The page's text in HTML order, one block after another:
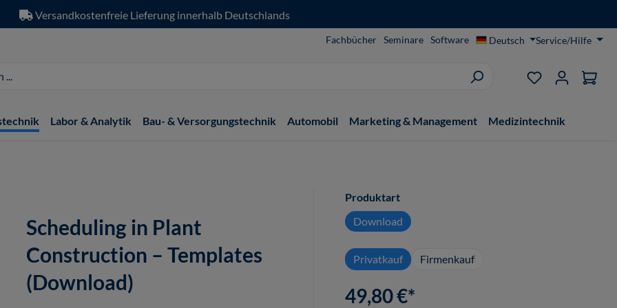
Versandkostenfreie Lieferung innerhalb Deutschlands
Fachbücher Seminare Software Deutsch Service/Hilfe
Du hast 0
Labor & Analytik Bau- & Versorgungstechnik Automobil Marketing & Management Medizintechnik
Scheduling in Plant
Construction – Templates
(Download)
Produktartauswählen
Download
Privatkauf Firmenkauf
49,80 €*